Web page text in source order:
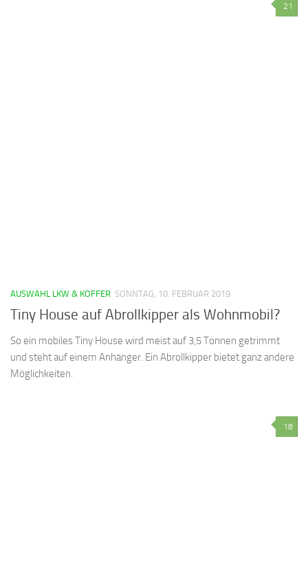
21
AUSWAHL LKW & KOFFER SONNTAG, 10. FEBRUAR 2019
Tiny House auf Abrollkipper als Wohnmobil?
So ein mobiles Tiny House wird meist auf 3,5 Tonnen getrimmt
und steht auf einem Anhänger. Ein Abrollkipper bietet ganz andere
Möglichkeiten.
18